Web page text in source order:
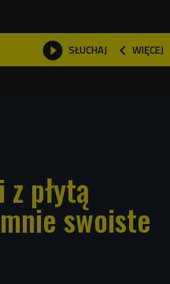
 SŁUCHAJ  WIĘCEJ

płytą
swoiste